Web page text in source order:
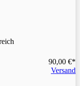
90,00 €
Versand